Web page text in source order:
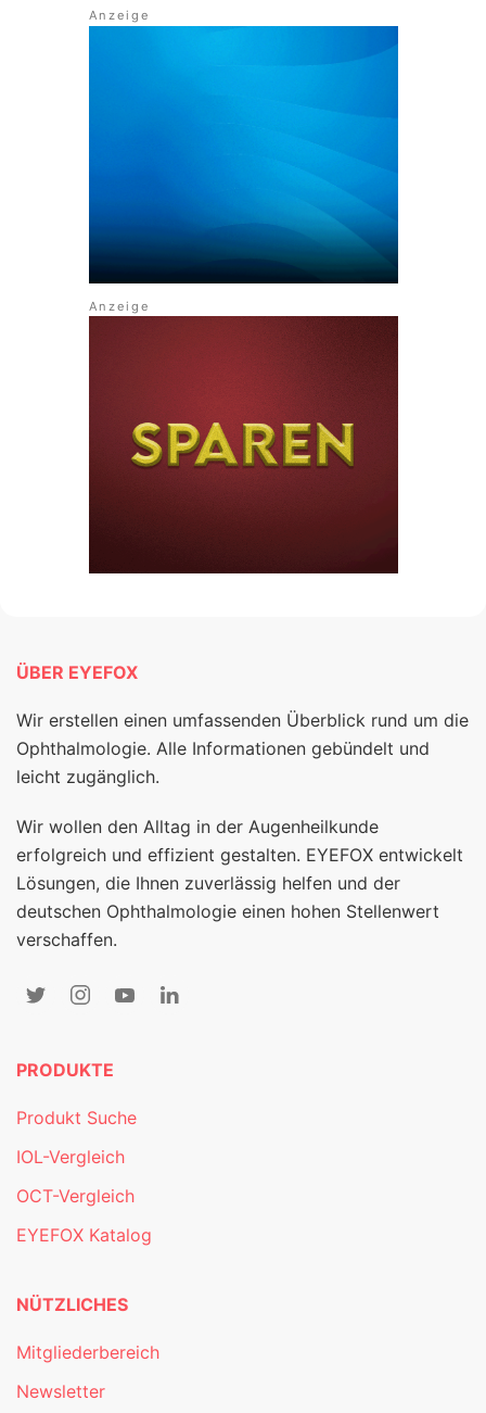
ÜBER EYEFOX
Wir erstellen einen umfassenden Überblick rund um die
Ophthalmologie. Alle Informationen gebündelt und
leicht zugänglich.
Wir wollen den Alltag in der Augenheilkunde
erfolgreich und effizient gestalten. EYEFOX entwickelt
Lösungen, die Ihnen zuverlässig helfen und der
deutschen Ophthalmologie einen hohen Stellenwert
verschaffen.
PRODUKTE
Produkt Suche
IOL-Vergleich
OCT-Vergleich
EYEFOX Katalog
NÜTZLICHES
Mitgliederbereich
Newsletter